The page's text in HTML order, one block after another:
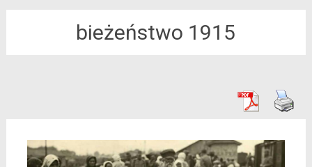
bieżeństwo 1915